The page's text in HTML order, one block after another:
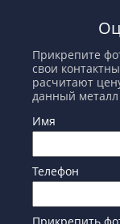
Прикрепите
свои
расчитают
данный
Имя
Телефон
Прикрепить